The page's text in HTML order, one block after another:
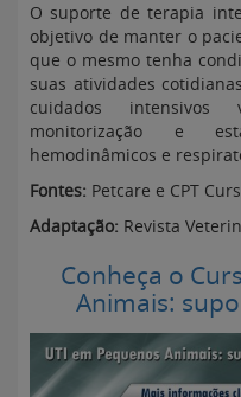
O suporte de terapia
objetivo de manter o
que o mesmo tenha
suas atividades
cuidados
monitorização e
hemodinâmicos e
Fontes: Petcare e CPT
Adaptação: Revista
Conheça o
Animais: